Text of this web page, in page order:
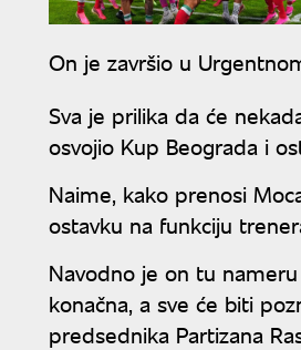
On je završio u
Sva je prilika da će
osvojio Kup Beograda i
Naime, kako prenosi
ostavku na funkciju
Navodno je on tu
konačna, a sve će biti
predsednika Partizana